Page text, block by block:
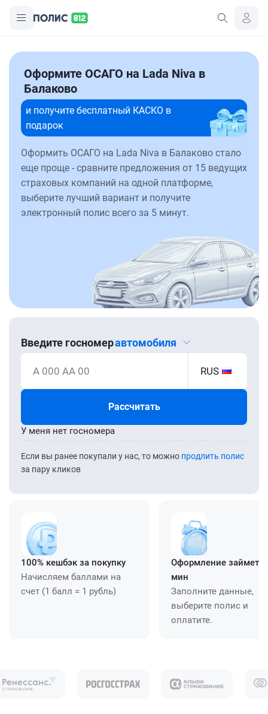
Оформите ОСАГО на Lada Niva в
Балаково
и получите бесплатный КАСКО в
подарок
Оформить ОСАГО на Lada Niva в Балаково стало
еще проще - сравните предложения от 15 ведущих
страховых компаний на одной платформе,
выберите лучший вариант и получите
электронный полис всего за 5 минут.
Введите госномеравтомобиля
А 000 АА 00 RUS
Рассчитать
Если вы ранее покупали у нас, то можно продлить полис
за пару кликов
У меня нет госномера
100% кешбэк за покупку
Начисляем баллами на
счет (1 балл = 1 рубль)
Оформление займет
мин
Заполните данные,
выберите полис и
оплатите.